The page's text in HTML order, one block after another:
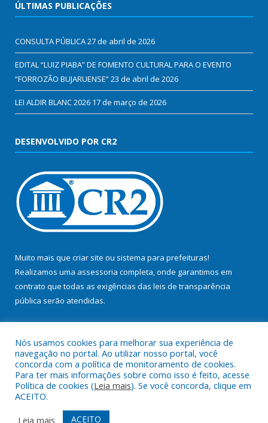
ÚLTIMAS PUBLICAÇÕES
CONSULTA PÚBLICA27 de abril de 2026
EDITAL “LUIZ PIABA” DE FOMENTO CULTURAL PARA O EVENTO
“FORROZÃO BUJARUENSE”23 de abril de 2026
LEI ALDIR BLANC 2026 17 de março de 2026
DESENVOLVIDO POR CR2
Muito mais que criar site ou sistema para prefeituras!
Realizamos uma assessoria completa, onde garantimos em
contrato que todas as exigências das leis de transparência
pública serão atendidas.
Todos os direitos reservados a Prefeitura Municipal de Bujaru.
Mapa do Site Acessar Área Administrativa
Nós usamos cookies para melhorar sua experiência de
navegação no portal. Ao utilizar nosso portal, você
concorda com a política de monitoramento de cookies.
Para ter mais informações sobre como isso é feito, acesse
Política de cookies (Leia mais). Se você concorda, clique em
ACEITO.
Leia mais
ACEITO